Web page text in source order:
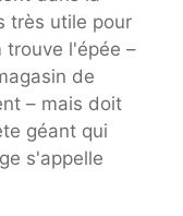
très utile pour
trouve l'épée –
de
– ​​mais doit
géant qui
s'appelle